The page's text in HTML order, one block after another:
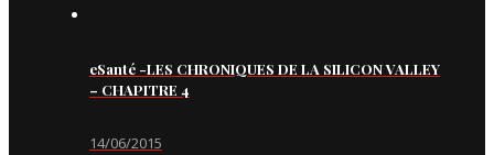
eSanté -LES CHRONIQUES DE LA SILICON VALLEY
– CHAPITRE 4
14/06/2015